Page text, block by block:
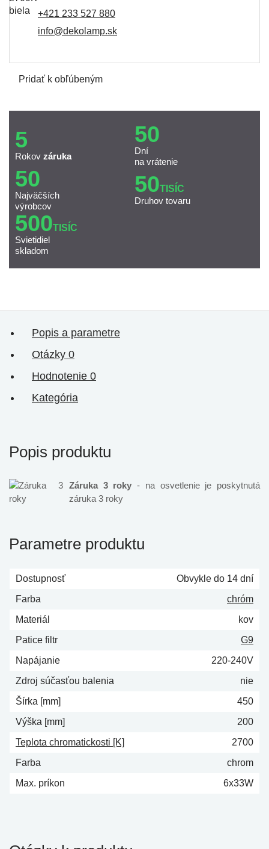
+421 233 527 880
info@dekolamp.sk
Pridať k obľúbeným
5
Rokov záruka
50
Dní
na vrátenie
50
Najväčších
výrobcov
50TISÍC
Druhov tovaru
500TISÍC
Svietidiel
skladom
Popis a parametre
Otázky 0
Hodnotenie 0
Kategória
Popis produktu
Záruka 3 roky - na osvetlenie je poskytnutá
záruka 3 roky
Parametre produktu
Dostupnosť
Obvykle do 14 dní
Farba
chróm
Materiál
kov
Patice filtr
G9
Napájanie
220-240V
Zdroj súčasťou balenia
nie
Šírka [mm]
450
Výška [mm]
200
Teplota chromatickosti [K]
2700
Farba
chrom
Max. príkon
6x33W